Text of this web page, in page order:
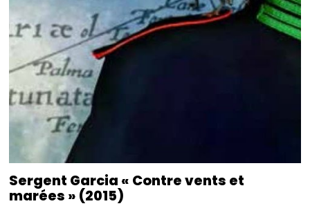
Sergent Garcia « Contre vents et
marées » (2015)